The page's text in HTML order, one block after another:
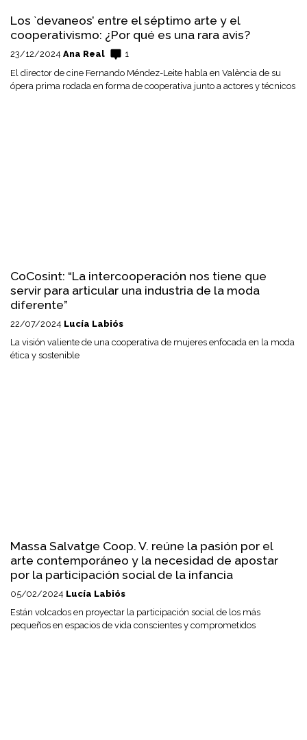
Los `devaneos’ entre el séptimo arte y el
cooperativismo: ¿Por qué es una rara avis?
23/12/2024 Ana Real
1
El director de cine Fernando Méndez-Leite habla en València de su
ópera prima rodada en forma de cooperativa junto a actores y técnicos
CoCosint: “La intercooperación nos tiene que
servir para articular una industria de la moda
diferente”
22/07/2024 Lucía Labiós
La visión valiente de una cooperativa de mujeres enfocada en la moda
ética y sostenible
Massa Salvatge Coop. V. reúne la pasión por el
arte contemporáneo y la necesidad de apostar
por la participación social de la infancia
05/02/2024 Lucía Labiós
Están volcados en proyectar la participación social de los más
pequeños en espacios de vida conscientes y comprometidos